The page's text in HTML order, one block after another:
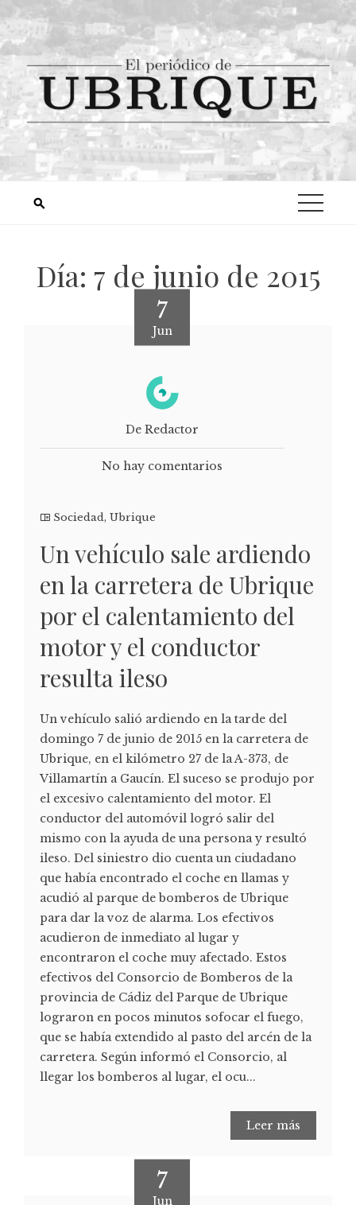
Día: 7 de junio de 2015
7
Jun
De Redactor
No hay comentarios
Sociedad, Ubrique
Un vehículo sale ardiendo
en la carretera de Ubrique
por el calentamiento del
motor y el conductor
resulta ileso
Un vehículo salió ardiendo en la tarde del
domingo 7 de junio de 2015 en la carretera de
Ubrique, en el kilómetro 27 de la A-373, de
Villamartín a Gaucín. El suceso se produjo por
el excesivo calentamiento del motor. El
conductor del automóvil logró salir del
mismo con la ayuda de una persona y resultó
ileso. Del siniestro dio cuenta un ciudadano
que había encontrado el coche en llamas y
acudió al parque de bomberos de Ubrique
para dar la voz de alarma. Los efectivos
acudieron de inmediato al lugar y
encontraron el coche muy afectado. Estos
efectivos del Consorcio de Bomberos de la
provincia de Cádiz del Parque de Ubrique
lograron en pocos minutos sofocar el fuego,
que se había extendido al pasto del arcén de la
carretera. Según informó el Consorcio, al
llegar los bomberos al lugar, el ocu...
Leer más
7
Jun